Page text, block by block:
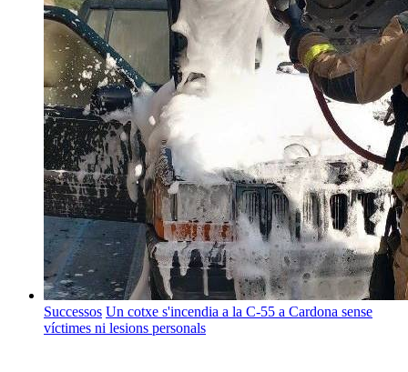
Successos Un cotxe s'incendia a la C-55 a Cardona sense
víctimes ni lesions personals